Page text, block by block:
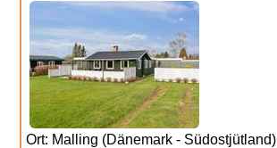
Ort: Malling (Dänemark - Südostjütland)